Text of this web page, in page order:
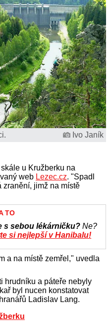
Ivo Janík
u Kružberku na
web Lezec.cz. "Spadl
zranění, jimž na místě
TO
s sebou lékárničku? Ne?
si nejlepší v Hanibalu!
a na místě zemřel," uvedla
hrudníku a páteře nebyly
byl nucen konstatovat
Ladislav Lang.